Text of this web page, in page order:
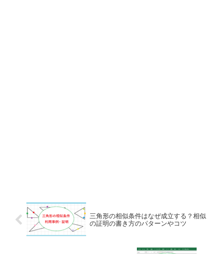
三角形の相似条件はなぜ成立する？相似
の証明の書き方のパターンやコツ